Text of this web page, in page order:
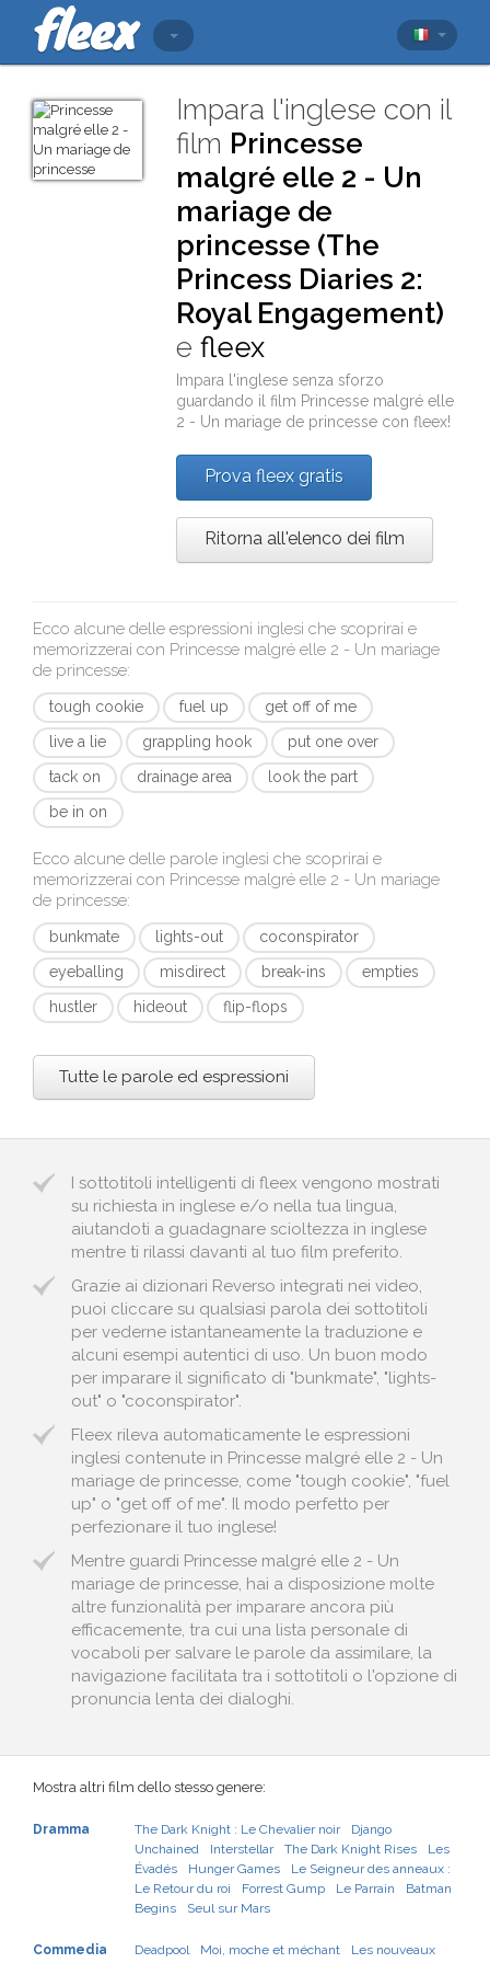
Impara l'inglese con il
film Princesse
malgré elle 2 - Un
mariage de
princesse (The
Princess Diaries 2:
Royal Engagement)
efleex
Impara l'inglese senza sforzo
guardando il film Princesse malgré elle
2 - Un mariage de princesse confleex!
Prova fleex gratis
Ritorna all'elenco dei film
Ecco alcune delle espressioni inglesi che scoprirai e
memorizzerai con Princesse malgré elle 2 - Un mariage
de princesse:
tough cookie fuel up
get off of me
live a lie
grappling hook
put one over
tack on
drainage area
look the part
be in on
Ecco alcune delle parole inglesi che scoprirai e
memorizzerai con Princesse malgré elle 2 - Un mariage
de princesse:
bunkmate lights-out
coconspirator
eyeballing
misdirect break-ins
empties
hustler
hideout flip-flops
Tutte le parole ed espressioni
I sottotitoli intelligenti di fleex vengono mostrati
su richiesta in inglese e/o nella tua lingua,
aiutandoti a guadagnare scioltezza in inglese
mentre ti rilassi davanti al tuo film preferito.
Grazie ai dizionari Reverso integrati nei video,
puoi cliccare su qualsiasi parola dei sottotitoli
per vederne istantaneamente la traduzione e
alcuni esempi autentici di uso. Un buon modo
per imparare il significato di "bunkmate", "lights-
out" o "coconspirator".
Fleex rileva automaticamente le espressioni
inglesi contenute in Princesse malgré elle 2 - Un
mariage de princesse, come "tough cookie", "fuel
up" o "get off of me". Il modo perfetto per
perfezionare il tuo inglese!
Mentre guardi Princesse malgré elle 2 - Un
mariage de princesse, hai a disposizione molte
altre funzionalità per imparare ancora più
efficacemente, tra cui una lista personale di
vocaboli per salvare le parole da assimilare, la
navigazione facilitata tra i sottotitoli o l'opzione di
pronuncia lenta dei dialoghi.
Mostra altri film dello stesso genere:
Dramma The Dark Knight : Le Chevalier noir
Django
Unchained
Interstellar The Dark Knight Rises
Les
Évadés
Hunger Games
Le Seigneur des anneaux :
Le Retour du roi
Forrest Gump Le Parrain
Batman
Begins
Seul sur Mars
Commedia Deadpool Moi, moche et méchant
Les nouveaux